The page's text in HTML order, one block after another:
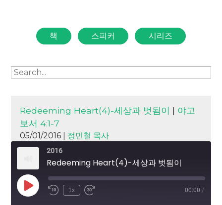
책 스피커 시리즈
Redeeming Heart(4)-세상과 벗됨이 | 야고
보서 4:1-7
05/01/2016 | 정민철 목사
2016
Redeeming Heart(4)-세상과 벗됨이
Play
Episode
1x 00:00 /